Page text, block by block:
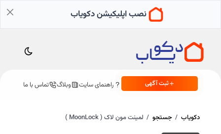
نصب اپلیکیشن دکویاب
ثبت آگهی راهنمای سایت وبلاگ تماس با ما
دکویاب جستجو لمینت مون لاک ( MoonLock )